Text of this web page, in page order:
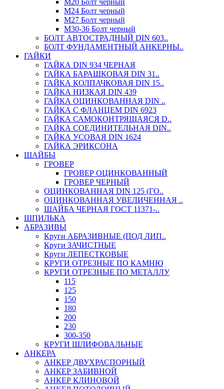
М20 Болт черный
М24 Болт черный
М27 Болт черный
М30-36 Болт черный
БОЛТ АВТОСТРАДНЫЙ DIN 603..
БОЛТ ФУНДАМЕНТНЫЙ АНКЕРНЫ..
ГАЙКИ
ГАЙКА DIN 934 ЧЕРНАЯ
ГАЙКА БАРАШКОВАЯ DIN 31..
ГАЙКА КОЛПАЧКОВАЯ DIN 15..
ГАЙКА НИЗКАЯ DIN 439
ГАЙКА ОЦИНКОВАННАЯ DIN ..
ГАЙКА С ФЛАНЦЕМ DIN 6923
ГАЙКА САМОКОНТРЯЩАЯСЯ D..
ГАЙКА СОЕДИНИТЕЛЬНАЯ DIN..
ГАЙКА УСОВАЯ DIN 1624
ГАЙКА ЭРИКСОНА
ШАЙБЫ
ГРОВЕР
ГРОВЕР ОЦИНКОВАННЫЙ
ГРОВЕР ЧЕРНЫЙ
ОЦИНКОВАННАЯ DIN 125 (ГО..
ОЦИНКОВАННАЯ УВЕЛИЧЕННАЯ ..
ШАЙБА ЧЕРНАЯ ГОСТ 11371-..
ШПИЛЬКА
АБРАЗИВЫ
Круги АБРАЗИВНЫЕ (ПОД ЛИП..
Круги ЗАЧИСТНЫЕ
Круги ЛЕПЕСТКОВЫЕ
КРУГИ ОТРЕЗНЫЕ ПО КАМНЮ
КРУГИ ОТРЕЗНЫЕ ПО МЕТАЛЛУ
115
125
150
180
200
230
300-350
КРУГИ ШЛИФОВАЛЬНЫЕ
АНКЕРА
АНКЕР ДВУХРАСПОРНЫЙ
АНКЕР ЗАБИВНОЙ
АНКЕР КЛИНОВОЙ